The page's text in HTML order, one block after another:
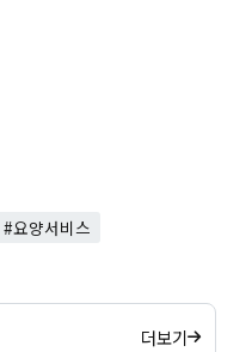
#요양서비스
더보기